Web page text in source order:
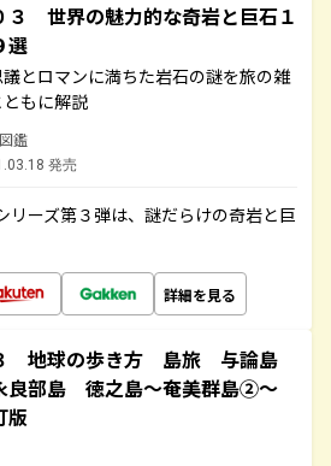
３ 世界の魅力的な奇岩と巨石１
選
とロマンに満ちた岩石の謎を旅の雑
もに解説
鑑
発売
リーズ第３弾は、謎だらけの奇岩と巨
詳細を見る
地球の歩き方 島旅 与論島
良部島 徳之島～奄美群島②～
版